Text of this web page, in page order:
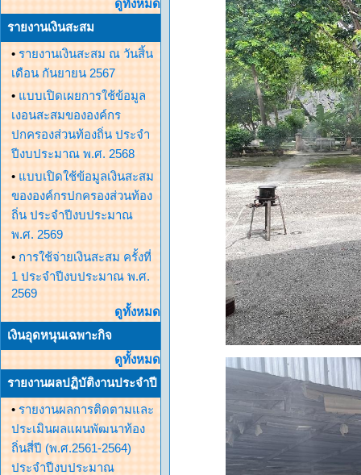
ดูทั้งหมด
รายงานเงินสะสม
• รายงานเงินสะสม ณ วันสิ้น
เดือน กันยายน 2567
• แบบเปิดเผยการใช้ข้อมูล
เงอนสะสมขององค์กร
ปกครองส่วนท้องถิ่น ประจำ
ปีงบประมาณ พ.ศ. 2568
• แบบเปิดใช้ข้อมูลเงินสะสม
ขององค์กรปกครองส่วนท้อง
ถิ่น ประจำปีงบประมาณ
พ.ศ. 2569
• การใช้จ่ายเงินสะสม ครั้งที่
1 ประจำปีงบประมาณ พ.ศ.
2569
ดูทั้งหมด
เงินอุดหนุนเฉพาะกิจ
ดูทั้งหมด
รายงานผลปฏิบัติงานประจำปี
• รายงานผลการติดตามและ
ประเมินผลแผนพัฒนาท้อง
ถิ่นสี่ปี (พ.ศ.2561-2564)
ประจำปีงบประมาณ